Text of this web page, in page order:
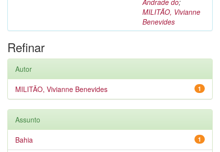
Andrade do;
MILITÃO, Vivianne
Benevides
Refinar
Autor
1
MILITÃO, Vivianne Benevides
Assunto
1
Bahia